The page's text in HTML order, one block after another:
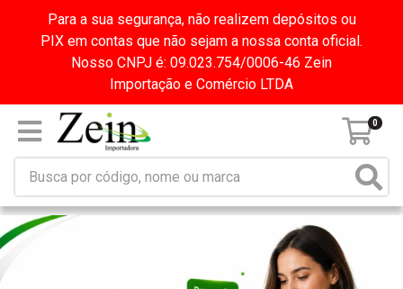
Para a sua segurança, não realizem depósitos ou
PIX em contas que não sejam a nossa conta oficial.
Nosso CNPJ é: 09.023.754/0006-46 Zein
Importação e Comércio LTDA
0